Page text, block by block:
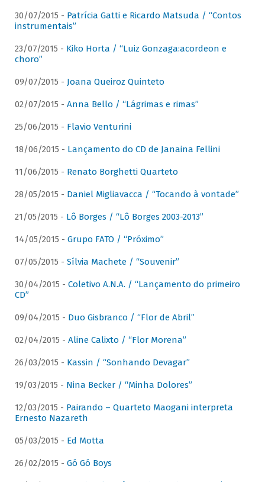
30/07/2015 - Patrícia Gatti e Ricardo Matsuda / “Contos
instrumentais”
23/07/2015 - Kiko Horta / “Luiz Gonzaga:acordeon e
choro”
09/07/2015 - Joana Queiroz Quinteto
02/07/2015 - Anna Bello / “Lágrimas e rimas”
25/06/2015 - Flavio Venturini
18/06/2015 - Lançamento do CD de Janaina Fellini
11/06/2015 - Renato Borghetti Quarteto
28/05/2015 - Daniel Migliavacca / “Tocando à vontade”
21/05/2015 - Lô Borges / “Lô Borges 2003-2013”
14/05/2015 - Grupo FATO / “Próximo”
07/05/2015 - Sílvia Machete / “Souvenir”
30/04/2015 - Coletivo A.N.A. / “Lançamento do primeiro
CD”
09/04/2015 - Duo Gisbranco / “Flor de Abril”
02/04/2015 - Aline Calixto / “Flor Morena”
26/03/2015 - Kassin / “Sonhando Devagar”
19/03/2015 - Nina Becker / “Minha Dolores”
12/03/2015 - Pairando – Quarteto Maogani interpreta
Ernesto Nazareth
05/03/2015 - Ed Motta
26/02/2015 - Gó Gó Boys